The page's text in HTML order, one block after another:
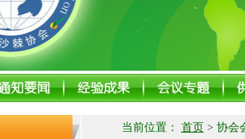
当前位置： 首页 > 协会